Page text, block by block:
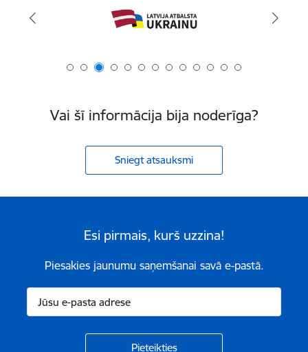
Vai šī informācija bija noderīga?
Sniegt atsauksmi
Esi pirmais, kurš uzzina!
Piesakies jaunumu saņemšanai savā e-pastā.